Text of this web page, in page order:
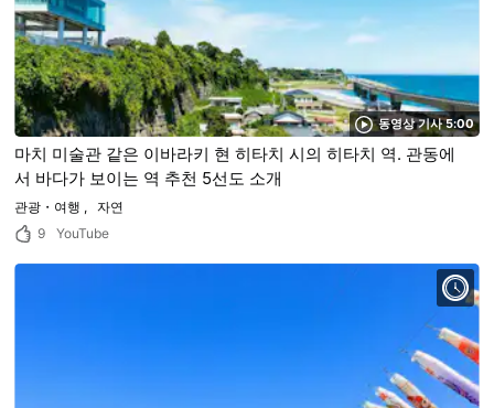
동영상 기사 5:00
마치 미술관 같은 이바라키 현 히타치 시의 히타치 역. 관동에
서 바다가 보이는 역 추천 5선도 소개
관광・여행
자연
9
YouTube